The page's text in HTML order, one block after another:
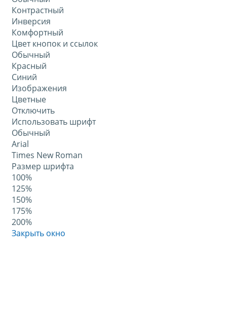
Контрастный
Инверсия
Комфортный
Цвет кнопок и ссылок
Обычный
Красный
Синий
Изображения
Цветные
Отключить
Использовать шрифт
Обычный
Arial
Times New Roman
Размер шрифта
100%
125%
150%
175%
200%
Закрыть окно